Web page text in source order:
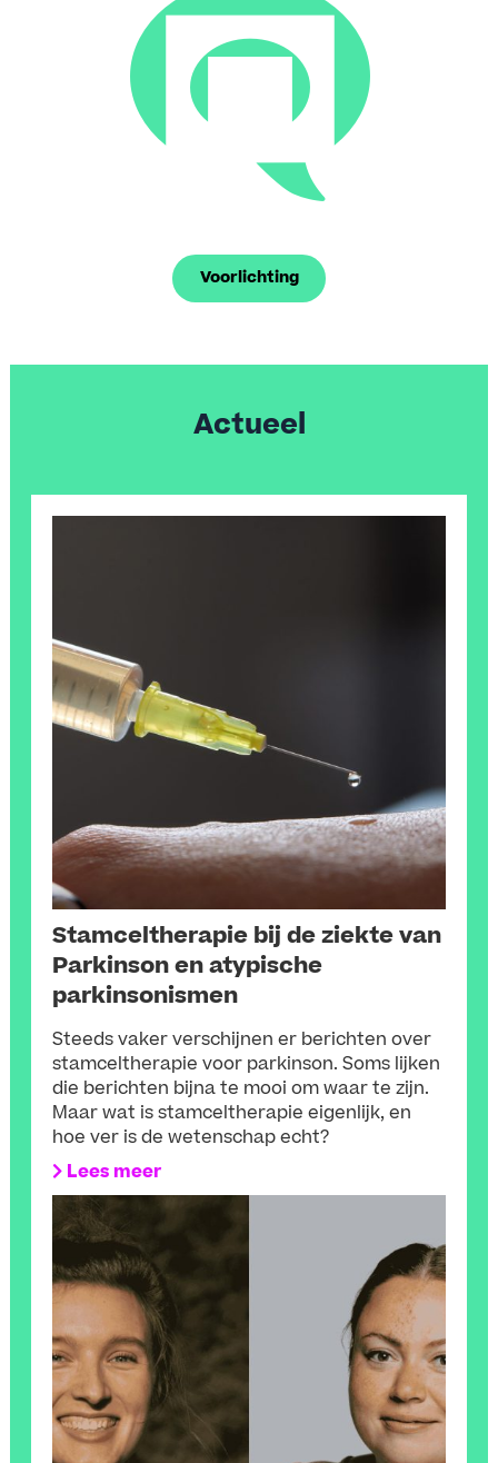
Voorlichting
Actueel
Stamceltherapie bij de ziekte van
Parkinson en atypische
parkinsonismen
Steeds vaker verschijnen er berichten over
stamceltherapie voor parkinson. Soms lijken
die berichten bijna te mooi om waar te zijn.
Maar wat is stamceltherapie eigenlijk, en
hoe ver is de wetenschap echt?
Lees meer